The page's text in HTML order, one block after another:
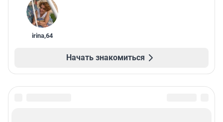
irina,64
Начать знакомиться